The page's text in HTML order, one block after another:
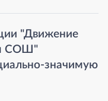
"Движение
СОШ"
значимую